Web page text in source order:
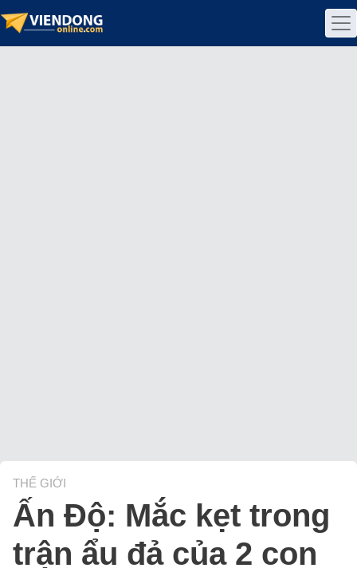
THẾ GIỚI
Ấn Độ: Mắc kẹt trong
trận ẩu đả của 2 con